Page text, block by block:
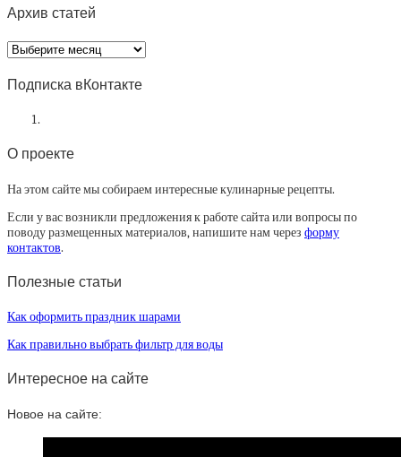
Архив статей
Архив
статей
Подписка вКонтакте
О проекте
На этом сайте мы собираем интересные кулинарные рецепты.
Если у вас возникли предложения к работе сайта или вопросы по
поводу размещенных материалов, напишите нам через форму
контактов.
Полезные статьи
Как оформить праздник шарами
Как правильно выбрать фильтр для воды
Интересное на сайте
Новое на сайте: